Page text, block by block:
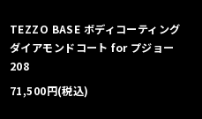
TEZZO BASE ボディコーティング
ダイアモンドコート for プジョー
208
71,500円(税込)